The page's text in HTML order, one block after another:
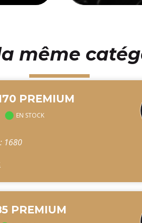
même
PREMIUM
EN STOCK
1680
PREMIUM